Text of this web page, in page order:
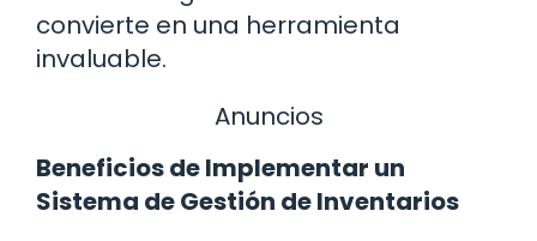
convierte en una herramienta
invaluable.
Anuncios
Beneficios de Implementar un
Sistema de Gestión de Inventarios